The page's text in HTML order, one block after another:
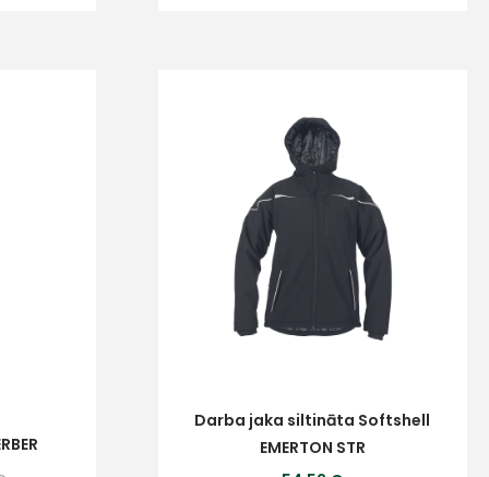
Darba jaka siltināta Softshell
EMERTON STR
privātuma politikai